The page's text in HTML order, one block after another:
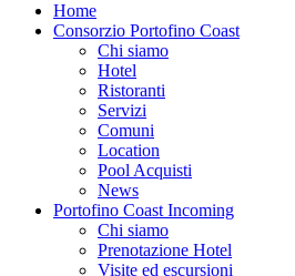
Home
Consorzio Portofino Coast
Chi siamo
Hotel
Ristoranti
Servizi
Comuni
Location
Pool Acquisti
News
Portofino Coast Incoming
Chi siamo
Prenotazione Hotel
Visite ed escursioni